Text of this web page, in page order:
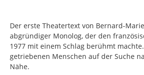
Der erste Theatertext von Bernard-
abgründiger Monolog, der den
1977 mit einem Schlag berühmt
getriebenen Menschen auf der Suche
Nähe.